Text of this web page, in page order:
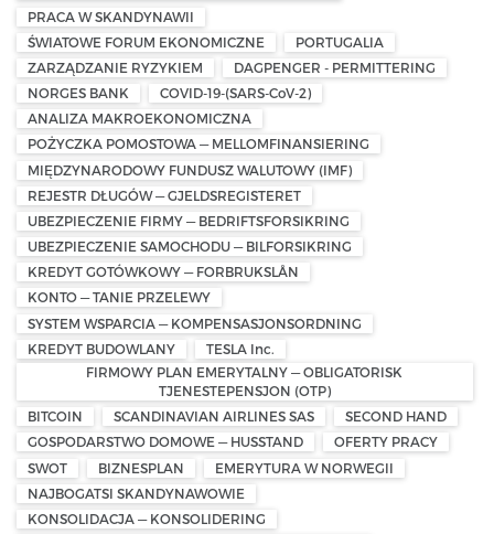
PRACA W SKANDYNAWII
ŚWIATOWE FORUM EKONOMICZNE
PORTUGALIA
ZARZĄDZANIE RYZYKIEM
DAGPENGER - PERMITTERING
NORGES BANK
COVID-19-(SARS-CoV-2)
ANALIZA MAKROEKONOMICZNA
POŻYCZKA POMOSTOWA — MELLOMFINANSIERING
MIĘDZYNARODOWY FUNDUSZ WALUTOWY (IMF)
REJESTR DŁUGÓW — GJELDSREGISTERET
UBEZPIECZENIE FIRMY — BEDRIFTSFORSIKRING
UBEZPIECZENIE SAMOCHODU — BILFORSIKRING
KREDYT GOTÓWKOWY — FORBRUKSLÅN
KONTO — TANIE PRZELEWY
SYSTEM WSPARCIA — KOMPENSASJONSORDNING
KREDYT BUDOWLANY
TESLA Inc.
FIRMOWY PLAN EMERYTALNY — OBLIGATORISK
TJENESTEPENSJON (OTP)
BITCOIN
SCANDINAVIAN AIRLINES SAS
SECOND HAND
GOSPODARSTWO DOMOWE — HUSSTAND
OFERTY PRACY
SWOT
BIZNESPLAN
EMERYTURA W NORWEGII
NAJBOGATSI SKANDYNAWOWIE
KONSOLIDACJA — KONSOLIDERING